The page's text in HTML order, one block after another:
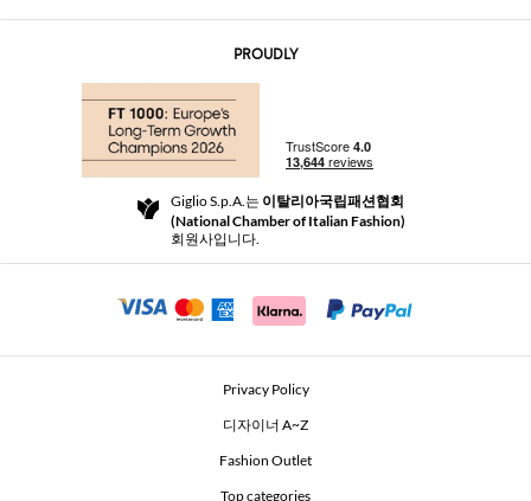
Community Store
Beauty Seekers VIP Club
반품 및 환불
For a safe shopping experience
Security Communication
PROUDLY
Giglio S.p.A.는 이탈리아국립패션협회
(National Chamber of Italian Fashion)
회원사입니다.
Privacy Policy
디자이너 A~Z
Fashion Outlet
Top categories